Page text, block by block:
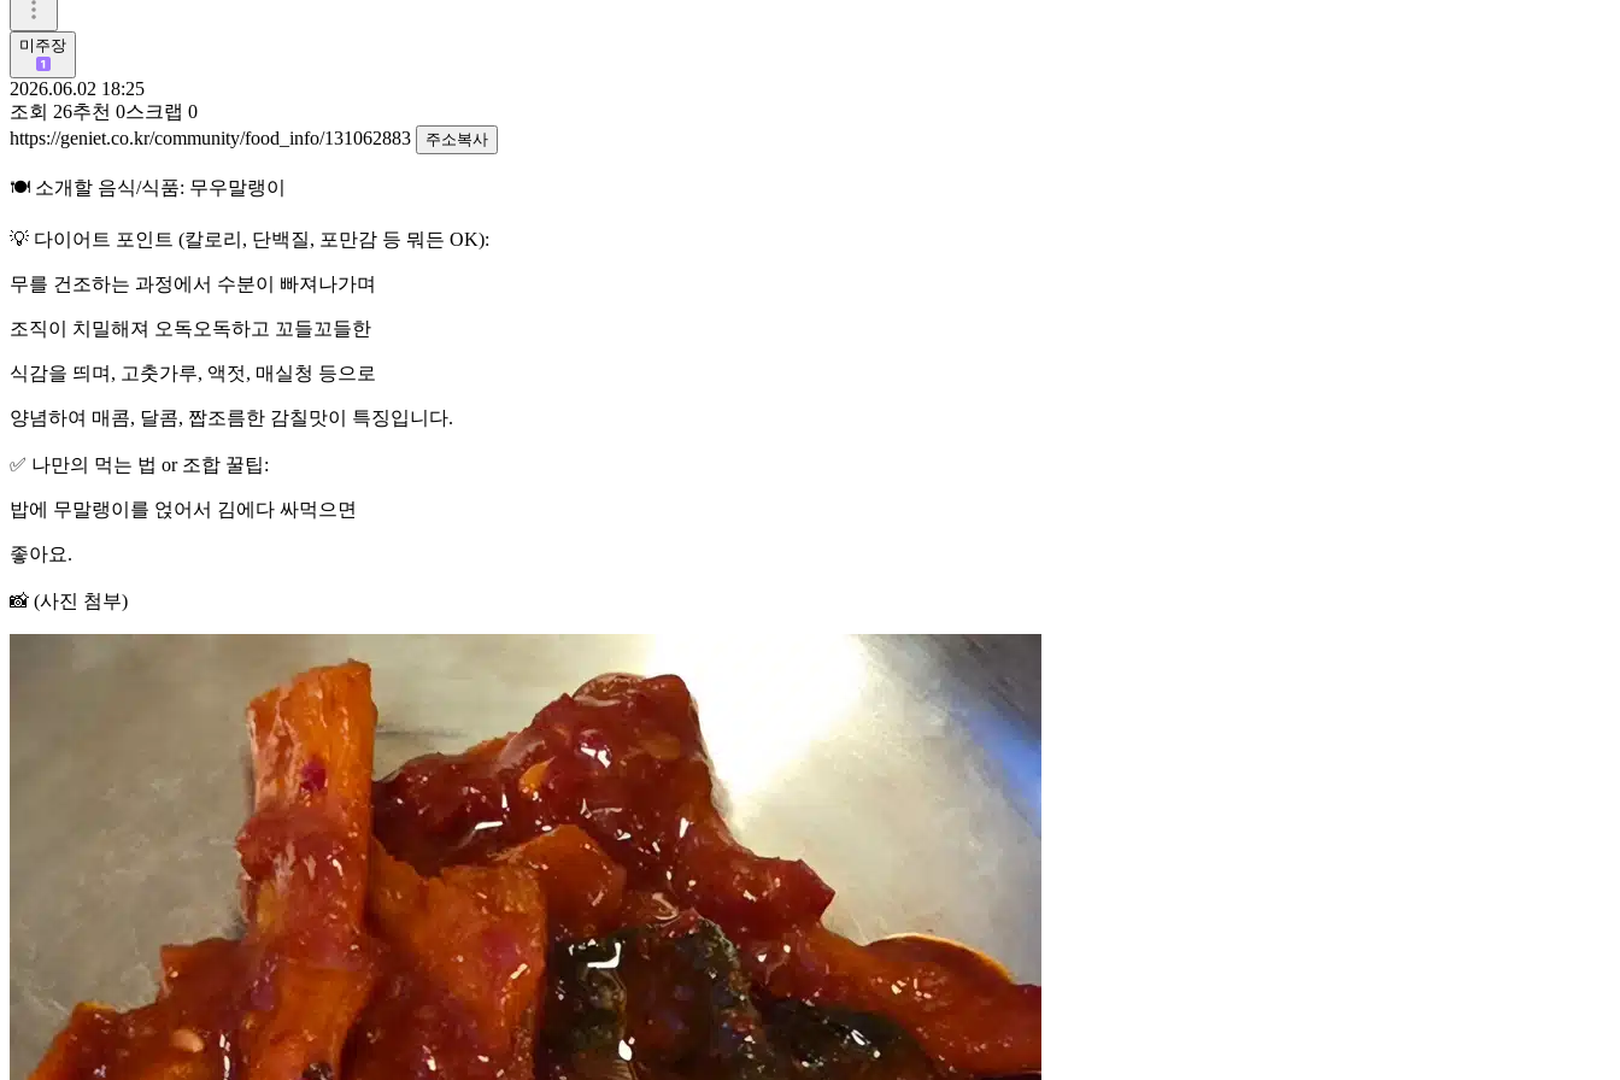
미주장
2026.06.02 18:25
조회 26추천 0스크랩 0
https://geniet.co.kr/community/food_info/131062883
주소복사
🍽️ 소개할 음식/식품: 무우말랭이
💡 다이어트 포인트 (칼로리, 단백질, 포만감 등 뭐든 OK):
무를 건조하는 과정에서 수분이 빠져나가며
조직이 치밀해져 오독오독하고 꼬들꼬들한
식감을 띄며, 고춧가루, 액젓, 매실청 등으로
양념하여 매콤, 달콤, 짭조름한 감칠맛이 특징입니다.
✅ 나만의 먹는 법 or 조합 꿀팁:
밥에 무말랭이를 얹어서 김에다 싸먹으면
좋아요.
📸 (사진 첨부)